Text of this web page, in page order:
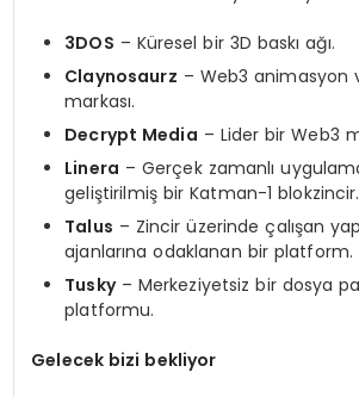
3DOS – Küresel bir 3D baskı ağı.
Claynosaurz – Web3 animasyon
markası.
Decrypt Media – Lider bir Web3
Linera – Gerçek zamanlı
geliştirilmiş bir Katman-1 blokzincir.
Talus – Zincir üzerinde çalışan
ajanlarına odaklanan bir platform.
Tusky– Merkeziyetsiz bir dosya
platformu.
Gelecek bizi bekliyor